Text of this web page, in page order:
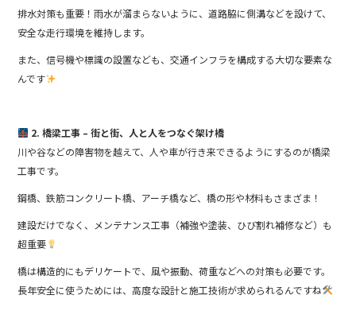
排水対策も重要！雨水が溜まらないように、道路脇に側溝などを設けて、
安全な走行環境を維持します。
また、信号機や標識の設置なども、交通インフラを構成する大切な要素な
んです
2. 橋梁工事 – 街と街、人と人をつなぐ架け橋
川や谷などの障害物を越えて、人や車が行き来できるようにするのが橋梁
工事です。
鋼橋、鉄筋コンクリート橋、アーチ橋など、橋の形や材料もさまざま！
建設だけでなく、メンテナンス工事（補強や塗装、ひび割れ補修など）も
超重要
橋は構造的にもデリケートで、風や振動、荷重などへの対策も必要です。
長年安全に使うためには、高度な設計と施工技術が求められるんですね